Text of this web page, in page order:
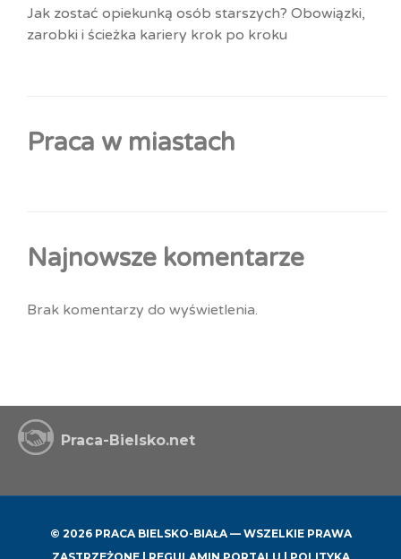
Jak zostać opiekunką osób starszych? Obowiązki,
zarobki i ścieżka kariery krok po kroku
Praca w miastach
Najnowsze komentarze
Brak komentarzy do wyświetlenia.
Praca-Bielsko.net
© 2026 PRACA BIELSKO-BIAŁA — WSZELKIE PRAWA